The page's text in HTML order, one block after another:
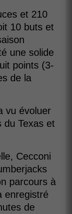
et 210
10 buts et
une solide
points (3-
de la
vu évoluer
du Texas et
Cecconi
parcours à
enregistré
de